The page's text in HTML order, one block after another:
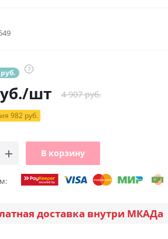
?
/шт 4 907 руб.
982 руб.
В корзину
доставка внутри МКАДа